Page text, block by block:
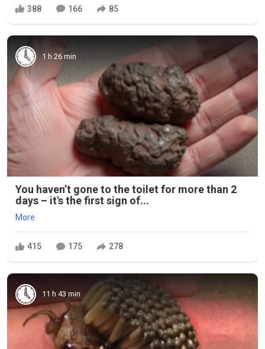
388 166 85
1 h 26 min
You haven’t gone to the toilet for more than 2
days – it's the first sign of...
More
415 175 278
11 h 43 min